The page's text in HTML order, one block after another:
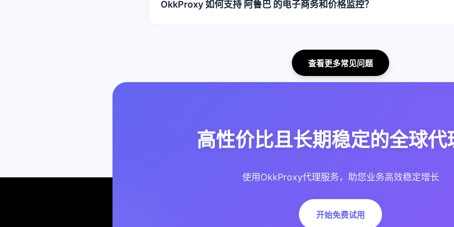
OkkProxy 如何支持 阿鲁巴 的电子商务和价格监控？
查看更多常见问题
高性价比且长期稳定的全球代
使用OkkProxy代理服务，助您业务高效稳定增长
开始免费试用